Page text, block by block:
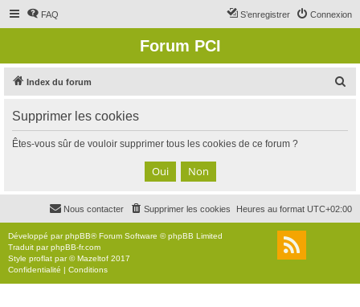
FAQ Connexion
S’enregistrer
Forum PCI
Index du forum
c
Supprimer les cookies
Êtes-vous sûr de vouloir supprimer tous les cookies de ce forum ?
Heures au format UTC+02:00
Supprimer les cookies
Nous contacter
Développé parphpBB® Forum Software © phpBB Limited
Traduit parphpBB-fr.com
Style proflat par ©Mazeltof 2017
Confidentialité | Conditions